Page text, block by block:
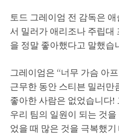
토드 그레이엄 전 감독은
서 밀러가 애리조나 주립대
을 정말 좋아했다고 말했습
그레이엄은 “너무 가슴 아
근무한 동안 스티븐 밀러만
좋아한 사람은 없었습니다!
우리 팀의 일원이 되는 것
었을 때 많은 것을 극복했